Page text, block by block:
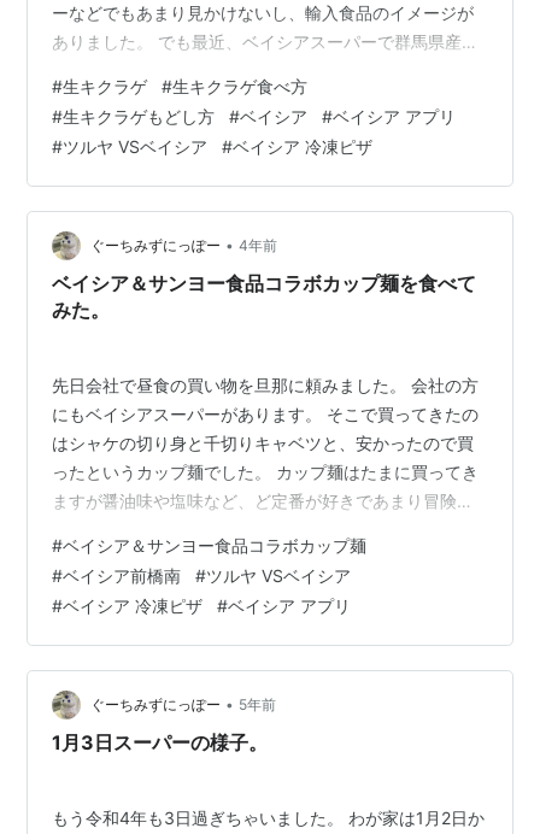
ーなどでもあまり見かけないし、輸入食品のイメージが
ありました。 でも最近、ベイシアスーパーで群馬県産の
とで購入してみました。 生キクラゲなんでそのまま洗
い、カットすれば炒め物。お鍋、スープなど幅広いお料
理にすぐ使えます。 本日はペペローンチーノのパスタに
も入れました。 ニンニクのマッタリしたパスタにキクラ
ゲのコリコリ感がクセになります。 （食べた後にブログ
を書いたので写真なしですが・・m(…
#生キクラゲ #生キクラゲ食べ方
#生キクラゲもどし方 #ベイシア #ベイシア アプリ
#ツルヤ VSベイシア #ベイシア 冷凍ピザ
ぐーちみずにっぽー • 4年前
ベイシア＆サンヨー食品コラボカップ麺を食べて
みた。
先日会社で昼食の買い物を旦那に頼みました。 会社の方
にもベイシアスーパーがあります。 そこで買ってきたの
はシャケの切り身と千切りキャベツと、安かったので買
ったというカップ麺でした。 カップ麺はたまに買ってき
ますが醤油味や塩味など、ど定番が好きであまり冒険は
何やら普通じゃない様子です。 ネーミングは「極出汁鯛
（ごくだしたい）、淡麗鯛だし醤油ラーメン」と書いて
あります。 「あれ？普通のカップ麺じゃないの？」っと
わたし、 それに対し このカップ麺はベイシアとサンヨー
食品のコラボラーメンで美味しそうだし、なんと値段が
54円で売ってたから買っちゃったと…
#ベイシア＆サンヨー食品コラボカップ麺
#ベイシア前橋南 #ツルヤ VSベイシア
#ベイシア 冷凍ピザ #ベイシア アプリ
ぐーちみずにっぽー • 5年前
1月3日スーパーの様子。
もう令和4年も3日過ぎちゃいました。 わが家は1月2日か